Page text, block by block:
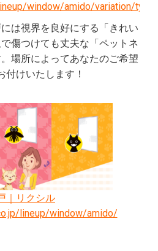
window/amido/variation/type/
は視界を良好にする「きれい
傷つけても丈夫な「ペットネ
場所によってあなたのご希望
付けいたします！
｜リクシル
lineup/window/amido/